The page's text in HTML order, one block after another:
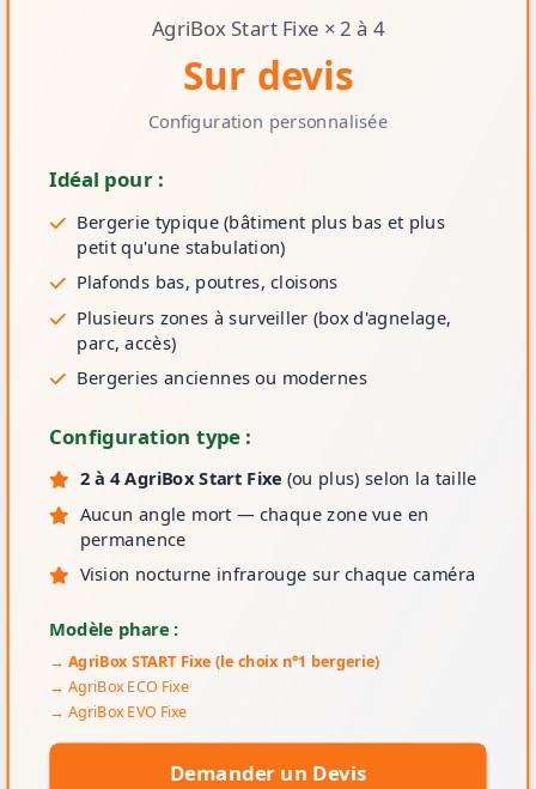
AgriBox Start Fixe × 2 à 4
Sur devis
Configuration personnalisée
Idéal pour :
Bergerie typique (bâtiment plus bas et plus
petit qu'une stabulation)
Plafonds bas, poutres, cloisons
Plusieurs zones à surveiller (box d'agnelage,
parc, accès)
Bergeries anciennes ou modernes
Configuration type :
2 à 4 AgriBox Start Fixe (ou plus) selon la taille
Aucun angle mort — chaque zone vue en
permanence
Vision nocturne infrarouge sur chaque caméra
Modèle phare :
→ AgriBox START Fixe (le choix n°1 bergerie)
→ AgriBox ECO Fixe
→ AgriBox EVO Fixe
Demander un Devis